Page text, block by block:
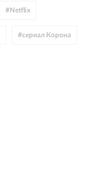
# Netflix
#сериал Корона